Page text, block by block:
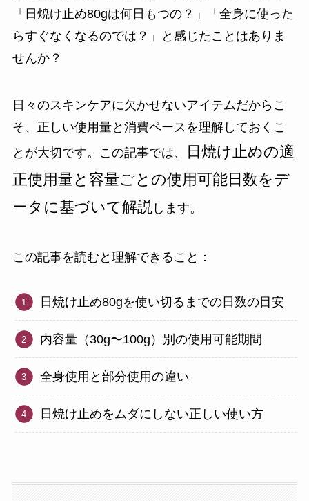
「日焼け止め80gは何日もつの？」「全身に使った
らすぐなくなるのでは？」と感じたことはありま
せんか？
日々のスキンケアに欠かせないアイテムだからこ
そ、正しい使用量と消費ペースを理解しておくこ
とが大切です。この記事では、
日焼け止めの適
正使用量と容量ごとの使用可能日数をデ
ータに基づいて解説します。
この記事を読むと理解できること：
日焼け止め80gを使い切るまでの日数の目安
内容量（30g〜100g）別の使用可能期間
全身使用と部分使用の違い
日焼け止めをムダにしない正しい使い方